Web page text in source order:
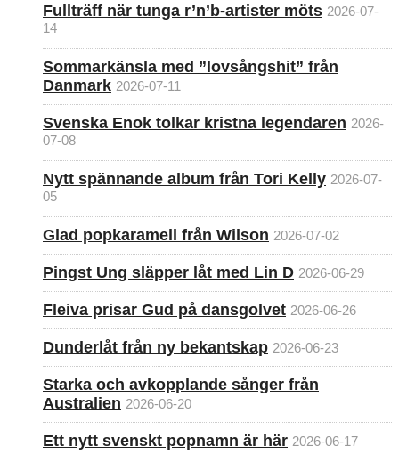
Fullträff när tunga r’n’b-artister möts 2026-07-
14
Sommarkänsla med ”lovsångshit” från
Danmark 2026-07-11
Svenska Enok tolkar kristna legendaren 2026-
07-08
Nytt spännande album från Tori Kelly 2026-07-
05
Glad popkaramell från Wilson 2026-07-02
Pingst Ung släpper låt med Lin D 2026-06-29
Fleiva prisar Gud på dansgolvet 2026-06-26
Dunderlåt från ny bekantskap 2026-06-23
Starka och avkopplande sånger från
Australien 2026-06-20
Ett nytt svenskt popnamn är här 2026-06-17